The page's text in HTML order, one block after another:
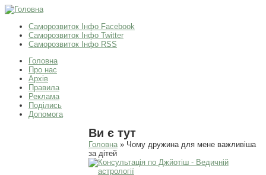
Саморозвиток Інфо Facebook
Саморозвиток Інфо Twitter
Саморозвиток Інфо RSS
Головна
Про нас
Архів
Правила
Реклама
Поділись
Допомога
Ви є тут
Головна» Чому дружина для мене важливіша
за дітей